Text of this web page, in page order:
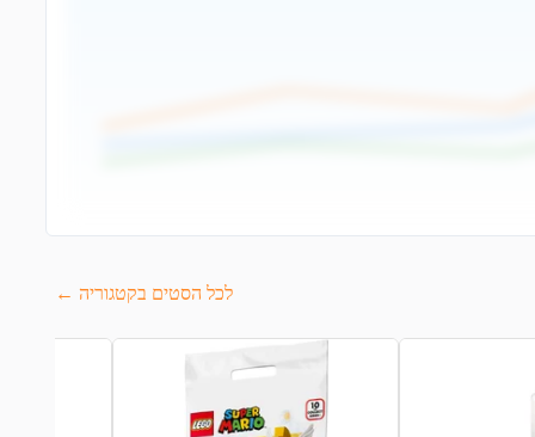
לכל הסטים בקטגוריה ←